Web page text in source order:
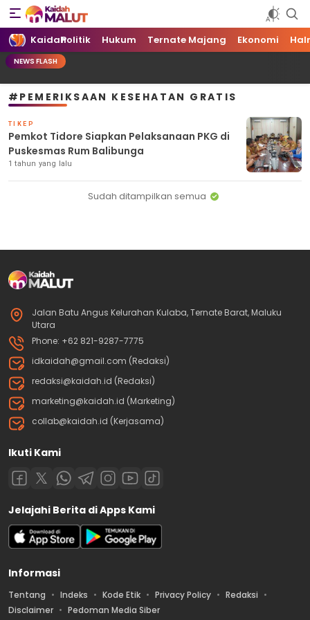
Kaidah Maluku Utara
Kaidah Maluku Utara
KaidahPolitik Hukum Ternate Majang Ekonomi
NEWS FLASH
#PEMERIKSAAN KESEHATAN GRATIS
TIKEP
Pemkot Tidore Siapkan Pelaksanaan PKG di
Puskesmas Rum Balibunga
1 tahun yang lalu
Sudah ditampilkan semua
Jalan Batu Angus Kelurahan Kulaba, Ternate Barat, Maluku
Utara
Phone: +62 821-9287-7775
idkaidah@gmail.com (Redaksi)
redaksi@kaidah.id (Redaksi)
marketing@kaidah.id (Marketing)
collab@kaidah.id (Kerjasama)
Ikuti Kami
Jelajahi Berita di Apps Kami
Informasi
Tentang Indeks Kode Etik Privacy Policy
Redaksi
Disclaimer
Pedoman Media Siber